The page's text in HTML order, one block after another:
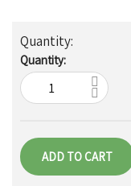
Quantity:
ADD TO CART